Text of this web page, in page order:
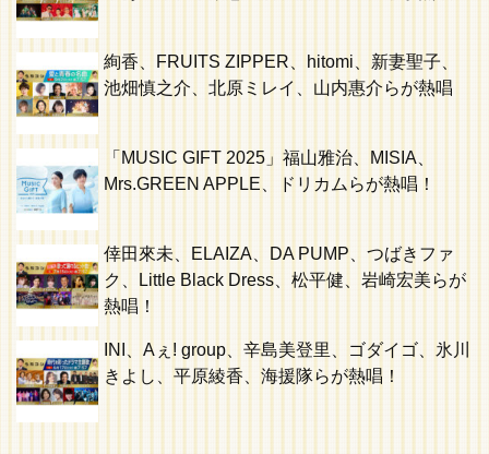
絢香、FRUITS ZIPPER、hitomi、新妻聖子、
池畑慎之介、北原ミレイ、山内惠介らが熱唱
「MUSIC GIFT 2025」福山雅治、MISIA、
Mrs.GREEN APPLE、ドリカムらが熱唱！
倖田來未、ELAIZA、DA PUMP、つばきファ
ク、Little Black Dress、松平健、岩崎宏美らが
熱唱！
INI、Aぇ! group、辛島美登里、ゴダイゴ、氷川
きよし、平原綾香、海援隊らが熱唱！